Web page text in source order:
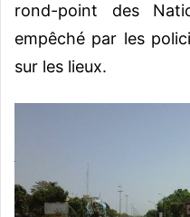
rond-point des
empêché par les
sur les lieux.